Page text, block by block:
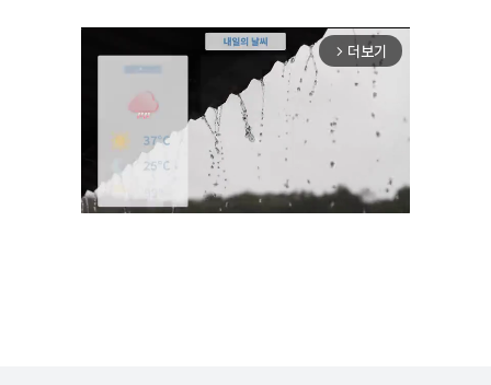
arrow_forward_ios 더보기